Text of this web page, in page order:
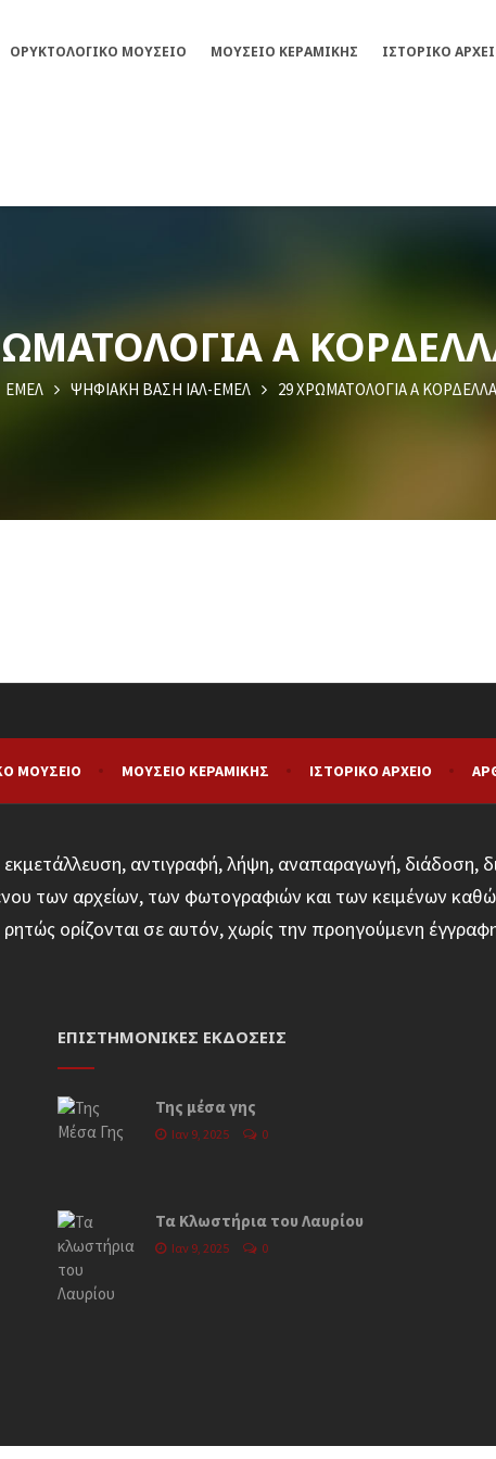
ΟΡΥΚΤΟΛΟΓΙΚΌ ΜΟΥΣΕΊΟ ΜΟΥΣΕΊΟ ΚΕΡΑΜΙΚΉΣ ΙΣΤΟΡΙΚΌ
Α
ΕΜΕΛ ΨΗΦΙΑΚΗ ΒΑΣΗ ΙΑΛ-ΕΜΕΛ 29 ΧΡΩΜΑΤΟΛΟΓΙA Α ΚΟΡΔΕΛΛΑ
ΜΟΥΣΕΊΟ ΜΟΥΣΕΊΟ ΚΕΡΑΜΙΚΉΣ ΙΣΤΟΡΙΚΌ ΑΡΧΕΊΟ
αντιγραφή, λήψη, αναπαραγωγή, διάδοση,
των αρχείων, των φωτογραφιών και των κειμένων
ορίζονται σε αυτόν, χωρίς την προηγούμενη
ΕΠΙΣΤΗΜΟΝΙΚΈΣ ΕΚΔΌΣΕΙΣ
Της μέσα γης
Ιαν 9, 2025 0
Τα Κλωστήρια του Λαυρίου
Ιαν 9, 2025 0